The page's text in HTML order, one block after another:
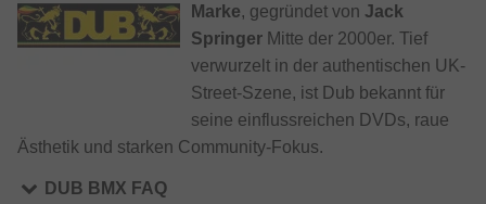
Marke, gegründet von Jack
Springer Mitte der 2000er. Tief
verwurzelt in der authentischen UK-
Street-Szene, ist Dub bekannt für
seine einflussreichen DVDs, raue
Ästhetik und starken Community-Fokus.
DUB BMX FAQ